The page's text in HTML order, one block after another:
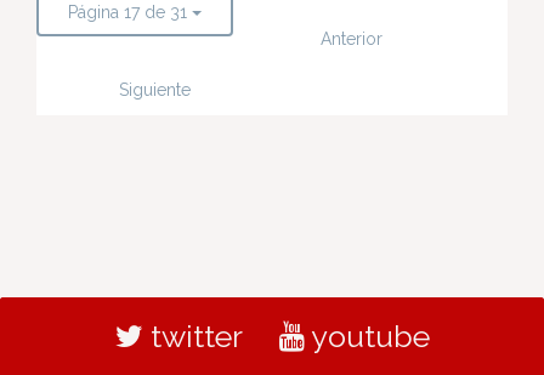
Página 17 de 31
Anterior
Siguiente
twitter youtube